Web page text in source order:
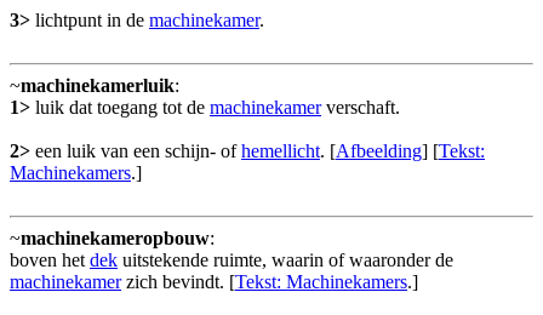
3> lichtpunt in de machinekamer.
~machinekamerluik:
1> luik dat toegang tot de machinekamerverschaft.
2> een luik van een schijn- ofhemellicht. [Afbeelding] [Tekst:
Machinekamers.]
~machinekameropbouw:
boven het dek uitstekende ruimte, waarin of waaronder de
machinekamerzich bevindt. [Tekst: Machinekamers.]